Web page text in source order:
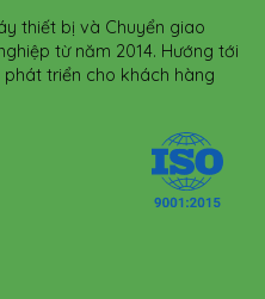
thiết bị và Chuyển giao
từ năm 2014. Hướng tới
triển cho khách hàng